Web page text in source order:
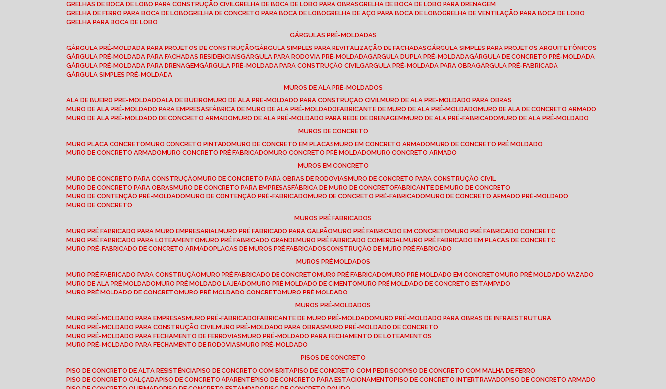
GRELHAS DE BOCA DE LOBO PARA CONSTRUÇÃO CIVIL
GRELHA DE BOCA DE LOBO PARA OBRAS
GRELHA DE BOCA DE LOBO PARA DRENAGEM
GRELHA DE FERRO PARA BOCA DE LOBO
GRELHA DE CONCRETO PARA BOCA DE LOBO GRELHA DE AÇO PARA BOCA DE LOBO
GRELHA DE VENTILAÇÃO PARA BOCA DE LOBO
GRELHA PARA BOCA DE LOBO
GÁRGULAS PRÉ-MOLDADAS
GÁRGULA PRÉ-MOLDADA PARA PROJETOS DE CONSTRUÇÃO
GÁRGULA SIMPLES PARA REVITALIZAÇÃO DE FACHADAS
GÁRGULA SIMPLES PARA PROJETOS ARQUITETÔNICOS
GÁRGULA PRÉ-MOLDADA PARA FACHADAS RESIDENCIAIS
GÁRGULA PARA RODOVIA PRÉ-MOLDADA GÁRGULA DUPLA PRÉ-MOLDADA
GÁRGULA DE CONCRETO PRÉ-MOLDADA
GÁRGULA PRÉ-MOLDADA PARA DRENAGEM
GÁRGULA PRÉ-MOLDADA PARA CONSTRUÇÃO CIVIL GÁRGULA PRÉ-MOLDADA PARA OBRA
GÁRGULA PRÉ-FABRICADA
GÁRGULA SIMPLES PRÉ-MOLDADA
MUROS DE ALA PRÉ-MOLDADOS
ALA DE BUEIRO PRÉ-MOLDADO ALA DE BUEIRO MURO DE ALA PRÉ-MOLDADO PARA CONSTRUÇÃO CIVIL
MURO DE ALA PRÉ-MOLDADO PARA OBRAS
MURO DE ALA PRÉ-MOLDADO PARA EMPRESAS FÁBRICA DE MURO DE ALA PRÉ-MOLDADO FABRICANTE DE MURO DE ALA PRÉ-MOLDADO
MURO DE ALA DE CONCRETO ARMADO
MURO DE ALA PRÉ-MOLDADO DE CONCRETO ARMADO
MURO DE ALA PRÉ-MOLDADO PARA REDE DE DRENAGEM MURO DE ALA PRÉ-FABRICADO
MURO DE ALA PRÉ-MOLDADO
MUROS DE CONCRETO
MURO PLACA CONCRETO
MURO CONCRETO PINTADO MURO DE CONCRETO EM PLACAS MURO EM CONCRETO ARMADO
MURO DE CONCRETO PRÉ MOLDADO
MURO DE CONCRETO ARMADO
MURO CONCRETO PRÉ FABRICADO MURO CONCRETO PRÉ MOLDADO
MURO CONCRETO ARMADO
MUROS EM CONCRETO
MURO DE CONCRETO PARA CONSTRUÇÃO
MURO DE CONCRETO PARA OBRAS DE RODOVIAS
MURO DE CONCRETO PARA CONSTRUÇÃO CIVIL
MURO DE CONCRETO PARA OBRAS
MURO DE CONCRETO PARA EMPRESAS FÁBRICA DE MURO DE CONCRETO FABRICANTE DE MURO DE CONCRETO
MURO DE CONTENÇÃO PRÉ-MOLDADO
MURO DE CONTENÇÃO PRÉ-FABRICADO MURO DE CONCRETO PRÉ-FABRICADO
MURO DE CONCRETO ARMADO PRÉ-MOLDADO
MURO DE CONCRETO
MUROS PRÉ FABRICADOS
MURO PRÉ FABRICADO PARA MURO EMPRESARIAL
MURO PRÉ FABRICADO PARA GALPÃO MURO PRÉ FABRICADO EM CONCRETO
MURO PRÉ FABRICADO CONCRETO
MURO PRÉ FABRICADO PARA LOTEAMENTO
MURO PRÉ FABRICADO GRANDE MURO PRÉ FABRICADO COMERCIAL
MURO PRÉ FABRICADO EM PLACAS DE CONCRETO
MURO PRÉ-FABRICADO DE CONCRETO ARMADO PLACAS DE MUROS PRÉ FABRICADOS CONSTRUÇÃO DE MURO PRÉ FABRICADO
MUROS PRÉ MOLDADOS
MURO PRÉ FABRICADO PARA CONSTRUÇÃO
MURO PRÉ FABRICADO DE CONCRETO MURO PRÉ FABRICADO MURO PRÉ MOLDADO EM CONCRETO
MURO PRÉ MOLDADO VAZADO
MURO DE ALA PRÉ MOLDADO
MURO PRÉ MOLDADO LAJEADO MURO PRÉ MOLDADO DE CIMENTO
MURO PRÉ MOLDADO DE CONCRETO ESTAMPADO
MURO PRÉ MOLDADO DE CONCRETO
MURO PRÉ MOLDADO CONCRETO
MURO PRÉ MOLDADO
MUROS PRÉ-MOLDADOS
MURO PRÉ-MOLDADO PARA EMPRESAS
MURO PRÉ-FABRICADO FABRICANTE DE MURO PRÉ-MOLDADO
MURO PRÉ-MOLDADO PARA OBRAS DE INFRAESTRUTURA
MURO PRÉ-MOLDADO PARA CONSTRUÇÃO CIVIL
MURO PRÉ-MOLDADO PARA OBRAS
MURO PRÉ-MOLDADO DE CONCRETO
MURO PRÉ-MOLDADO PARA FECHAMENTO DE FERROVIAS
MURO PRÉ-MOLDADO PARA FECHAMENTO DE LOTEAMENTOS
MURO PRÉ-MOLDADO PARA FECHAMENTO DE RODOVIAS
MURO PRÉ-MOLDADO
PISOS DE CONCRETO
PISO DE CONCRETO DE ALTA RESISTÊNCIA PISO DE CONCRETO COM BRITA PISO DE CONCRETO COM PEDRISCO PISO DE CONCRETO COM MALHA DE FERRO
PISO DE CONCRETO CALÇADA PISO DE CONCRETO APARENTE PISO DE CONCRETO PARA ESTACIONAMENTO PISO DE CONCRETO INTERTRAVADO PISO DE CONCRETO ARMADO